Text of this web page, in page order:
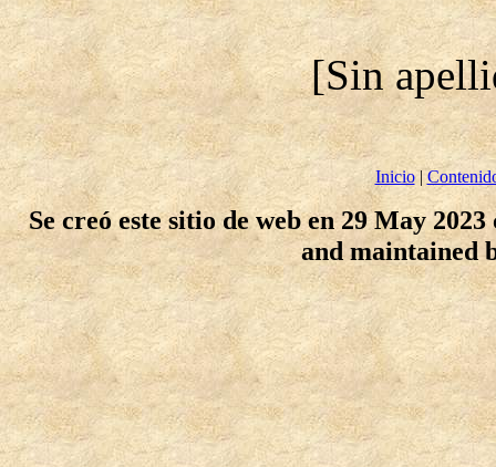
[Sin
Inicio|
Se creó este sitio de web en 29 May
and maintained